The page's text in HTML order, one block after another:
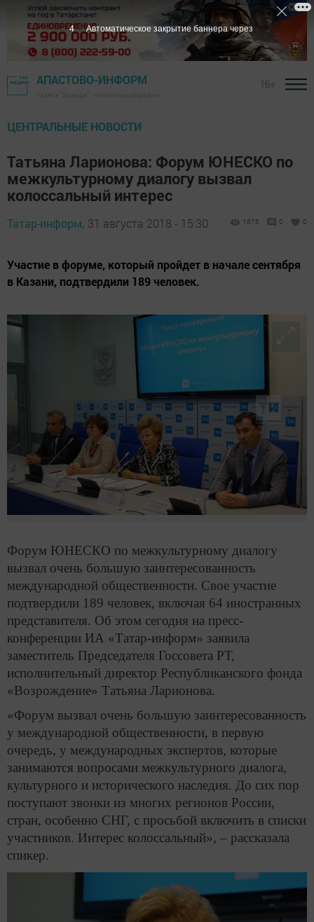
АПАСТОВО-ИНФОРМ
ЦЕНТРАЛЬНЫЕ НОВОСТИ
Татьяна Ларионова: Форум ЮНЕСКО по
межкультурному диалогу вызвал
колоссальный интерес
Татар-информ, 31 августа 2018 - 15:30 1678 0 0
Участие в форуме, который пройдет в начале сентября
в Казани, подтвердили 189 человек.
Форум ЮНЕСКО по межкультурному диалогу
вызвал очень большую заинтересованность
международной общественности. Свое участие
подтвердили 189 человек, включая 64 иностранных
представителя. Об этом сегодня на пресс-
конференции ИА «Татар-информ» заявила
заместитель Председателя Госсовета РТ,
исполнительный директор Республиканского фонда
«Возрождение» Татьяна Ларионова.
«Форум вызвал очень большую заинтересованность
у международной общественности, в первую
очередь, у международных экспертов, которые
занимаются вопросами межкультурного диалога,
культурного и исторического наследия. До сих пор
поступают звонки из многих регионов России,
стран, особенно СНГ, с просьбой включить в списки
участников. Интерес колоссальный», – рассказала
спикер.
3 Автоматическое закрытие баннера через